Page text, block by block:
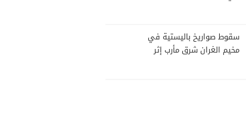
سقوط صواريخ باليستية في
مخيم الغران شرق مأرب إثر